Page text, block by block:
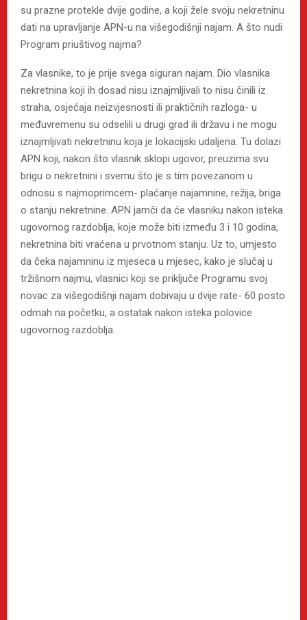
su prazne protekle dvije godine, a koji žele svoju nekretninu
dati na upravljanje APN-u na višegodišnji najam. A što nudi
Program priuštivog najma?
Za vlasnike, to je prije svega siguran najam. Dio vlasnika
nekretnina koji ih dosad nisu iznajmljivali to nisu činili iz
straha, osjećaja neizvjesnosti ili praktičnih razloga- u
međuvremenu su odselili u drugi grad ili državu i ne mogu
iznajmljivati nekretninu koja je lokacijski udaljena. Tu dolazi
APN koji, nakon što vlasnik sklopi ugovor, preuzima svu
brigu o nekretnini i svemu što je s tim povezanom u
odnosu s najmoprimcem- plaćanje najamnine, režija, briga
o stanju nekretnine. APN jamči da će vlasniku nakon isteka
ugovornog razdoblja, koje može biti između 3 i 10 godina,
nekretnina biti vraćena u prvotnom stanju. Uz to, umjesto
da čeka najamninu iz mjeseca u mjesec, kako je slučaj u
tržišnom najmu, vlasnici koji se priključe Programu svoj
novac za višegodišnji najam dobivaju u dvije rate- 60 posto
odmah na početku, a ostatak nakon isteka polovice
ugovornog razdoblja.